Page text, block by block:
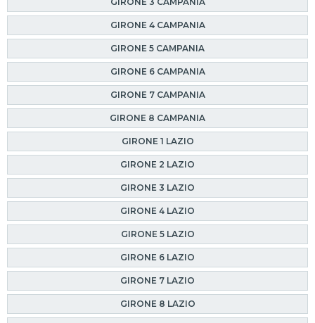
GIRONE 4 CAMPANIA
GIRONE 5 CAMPANIA
GIRONE 6 CAMPANIA
GIRONE 7 CAMPANIA
GIRONE 8 CAMPANIA
GIRONE 1 LAZIO
GIRONE 2 LAZIO
GIRONE 3 LAZIO
GIRONE 4 LAZIO
GIRONE 5 LAZIO
GIRONE 6 LAZIO
GIRONE 7 LAZIO
GIRONE 8 LAZIO